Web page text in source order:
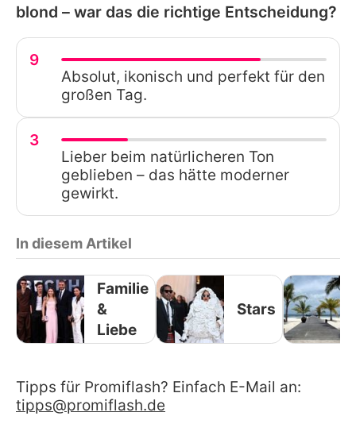
blond – war das die richtige Entscheidung?
9
Absolut, ikonisch und perfekt für den
großen Tag.
3
Lieber beim natürlicheren Ton
geblieben – das hätte moderner
gewirkt.
In diesem Artikel
Familie
&
Liebe
Stars
Tipps für Promiflash? Einfach E-Mail an:
tipps@promiflash.de